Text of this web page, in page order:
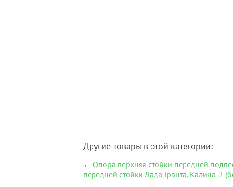
Другие товары в этой категории:
← Опора верхняя стойки передней
передней стойки Лада Гранта, Калина-2